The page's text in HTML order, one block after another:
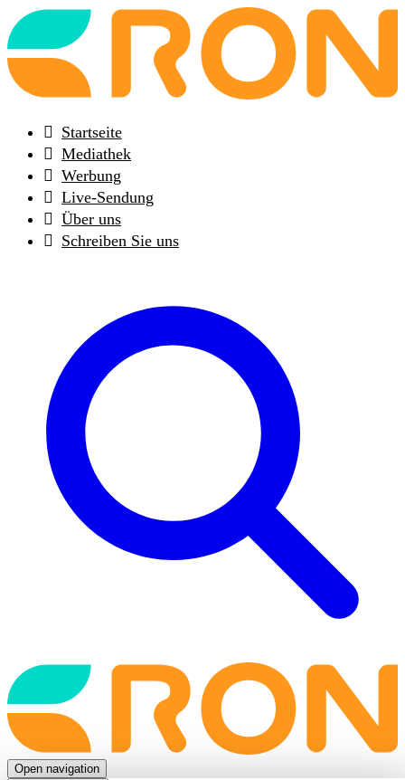
Back
to
frontpage
Startseite
Mediathek
Werbung
Live-Sendung
Über uns
Schreiben Sie uns
Back
to
frontpage
Open navigation